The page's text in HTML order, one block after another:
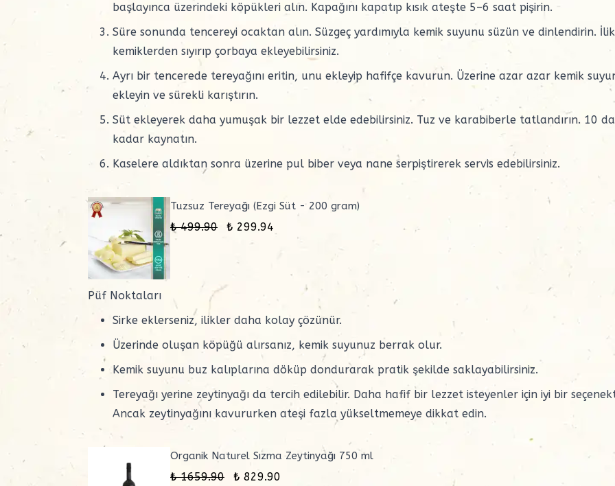
başlayınca üzerindeki köpükleri alın. Kapağını kapatıp kısık ateşte 5–6 saat pişirin.
Süre sonunda tencereyi ocaktan alın. Süzgeç yardımıyla kemik suyunu süzün ve dinlendirin.
kemiklerden sıyırıp çorbaya ekleyebilirsiniz.
Ayrı bir tencerede tereyağını eritin, unu ekleyip hafifçe kavurun. Üzerine azar azar kemik
ekleyin ve sürekli karıştırın.
Süt ekleyerek daha yumuşak bir lezzet elde edebilirsiniz. Tuz ve karabiberle tatlandırın. 10
kadar kaynatın.
Kaselere aldıktan sonra üzerine pul biber veya nane serpiştirerek servis edebilirsiniz.
Tuzsuz Tereyağı (Ezgi Süt - 200 gram)
₺ 499.90 ₺ 299.94
Püf Noktaları
Sirke eklerseniz, ilikler daha kolay çözünür.
Üzerinde oluşan köpüğü alırsanız, kemik suyunuz berrak olur.
Kemik suyunu buz kalıplarına döküp dondurarak pratik şekilde saklayabilirsiniz.
Tereyağı yerine zeytinyağı da tercih edilebilir. Daha hafif bir lezzet isteyenler için iyi bir
Ancak zeytinyağını kavururken ateşi fazla yükseltmemeye dikkat edin.
Organik Naturel Sızma Zeytinyağı 750 ml
₺ 1659.90 ₺ 829.90